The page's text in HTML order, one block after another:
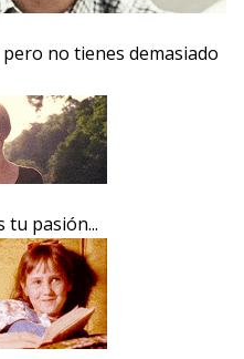
no tienes demasiado
tu pasión...